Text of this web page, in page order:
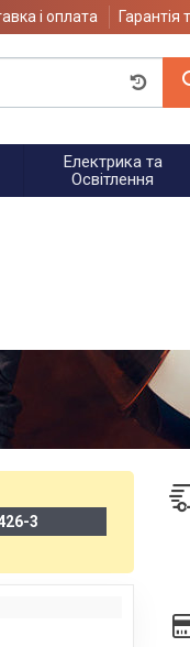
і оплата Гарантія
Електрика та
Освітлення
3